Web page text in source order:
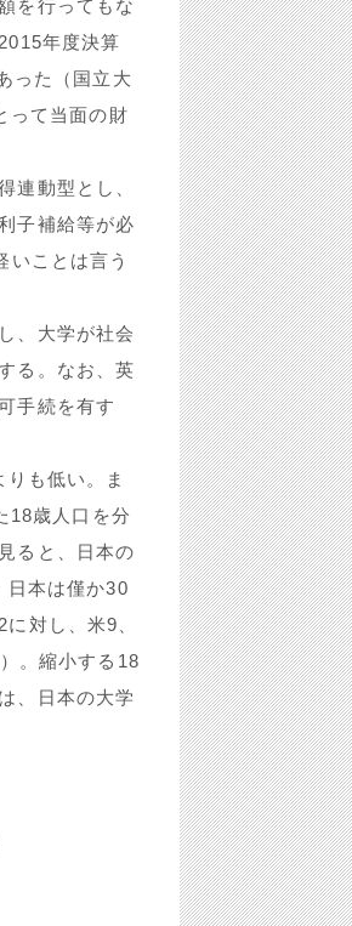
を行ってもな
年度決算
った（国立大
って当面の財
連動型とし、
子補給等が必
いことは言う
、大学が社会
る。なお、英
手続を有す
も低い。ま
18歳人口を分
ると、日本の
日本は僅か30
対し、米9、
。縮小する18
、日本の大学